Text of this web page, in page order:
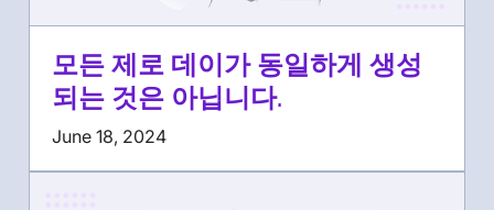
모든 제로 데이가 동일하게 생성
되는 것은 아닙니다.
June 18, 2024